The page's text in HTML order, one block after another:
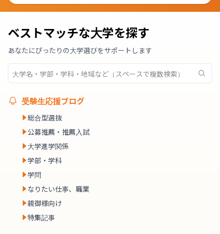
ベストマッチな大学を探す
あなたにぴったりの大学選びをサポートします
受験生応援ブログ
総合型選抜
公募推薦・推薦入試
大学進学関係
学部・学科
学問
なりたい仕事、職業
親御様向け
特集記事